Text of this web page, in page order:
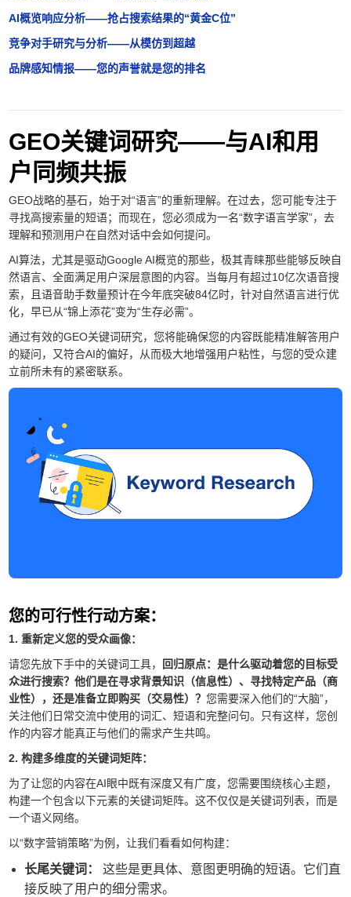
AI概览响应分析——抢占搜索结果的“黄金C位”
竞争对手研究与分析——从模仿到超越
品牌感知情报——您的声誉就是您的排名
GEO关键词研究——与AI和用
户同频共振
GEO战略的基石，始于对“语言”的重新理解。在过去，您可能专注于
寻找高搜索量的短语；而现在，您必须成为一名“数字语言学家”，去
理解和预测用户在自然对话中会如何提问。
AI算法，尤其是驱动Google AI概览的那些，极其青睐那些能够反映自
然语言、全面满足用户深层意图的内容。当每月有超过10亿次语音搜
索，且语音助手数量预计在今年底突破84亿时，针对自然语言进行优
化，早已从“锦上添花”变为“生存必需”。
通过有效的GEO关键词研究，您将能确保您的内容既能精准解答用户
的疑问，又符合AI的偏好，从而极大地增强用户粘性，与您的受众建
立前所未有的紧密联系。
您的可行性行动方案：
1. 重新定义您的受众画像：
请您先放下手中的关键词工具，
回归原点：是什么驱动着您的目标受
众进行搜索？他们是在寻求背景知识（信息性）、寻找特定产品（商
业性），还是准备立即购买（交易性）？您需要深入他们的“大脑”，
关注他们日常交流中使用的词汇、短语和完整问句。只有这样，您创
作的内容才能真正与他们的需求产生共鸣。
2. 构建多维度的关键词矩阵：
为了让您的内容在AI眼中既有深度又有广度，您需要围绕核心主题，
构建一个包含以下元素的关键词矩阵。这不仅仅是关键词列表，而是
一个语义网络。
以“数字营销策略”为例，让我们看看如何构建：
长尾关键词：
这些是更具体、意图更明确的短语。它们直
接反映了用户的细分需求。